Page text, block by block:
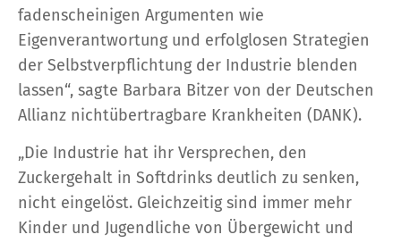
fadenscheinigen Argumenten wie
Eigenverantwortung und erfolglosen Strategien
der Selbstverpflichtung der Industrie blenden
lassen“, sagte Barbara Bitzer von der Deutschen
Allianz nichtübertragbare Krankheiten (DANK).
„Die Industrie hat ihr Versprechen, den
Zuckergehalt in Softdrinks deutlich zu senken,
nicht eingelöst. Gleichzeitig sind immer mehr
Kinder und Jugendliche von Übergewicht und